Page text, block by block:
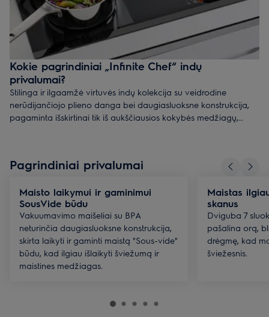
Kokie pagrindiniai „Infinite Chef“ indų
privalumai?
Stilinga ir ilgaamžė virtuvės indų kolekcija su veidrodine
nerūdijančiojo plieno danga bei daugiasluoksne konstrukcija,
pagaminta išskirtinai tik iš aukščiausios kokybės medžiagų,
unikalaus. Puodai idealiems makaronams „spaghetti al dente“,
keptuvės sultingiems kepsniams - „Infinite Chef“ kolekcijoje rasite
viską, ko tik gali prireikti šiuolaikinėje virtuvėje.
Pagrindiniai privalumai
Maisto laikymui ir gaminimui
SousVide būdu
Vakuumavimo maišeliai su BPA
neturinčia daugiasluoksne konstrukcija,
skirta laikyti ir gaminti maistą "Sous-vide"
būdu, kad ilgiau išlaikyti šviežumą ir
maistines medžiagas.
Maistas
skanus
Dviguba 7
pašalina orą,
drėgmę, kad
šviežesnis.